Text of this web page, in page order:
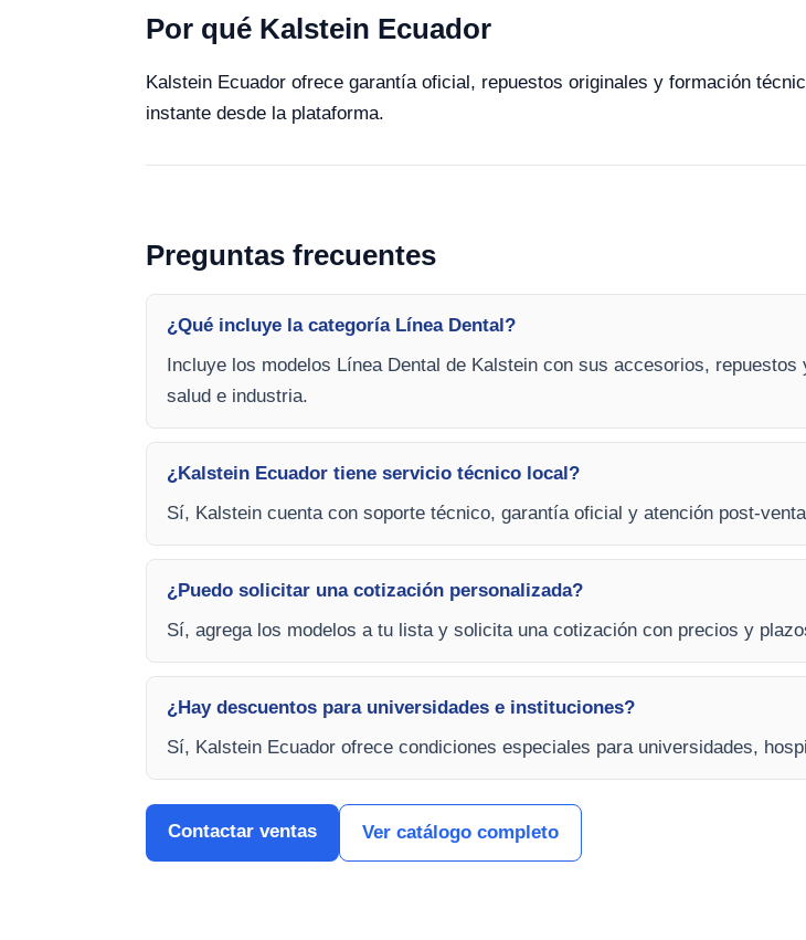
Por qué Kalstein Ecuador
Kalstein Ecuador ofrece garantía oficial, repuestos originales y formación
instante desde la plataforma.
Preguntas frecuentes
¿Qué incluye la categoría Línea Dental?
Incluye los modelos Línea Dental de Kalstein con sus accesorios,
salud e industria.
¿Kalstein Ecuador tiene servicio técnico local?
Sí, Kalstein cuenta con soporte técnico, garantía oficial y atención post-
¿Puedo solicitar una cotización personalizada?
Sí, agrega los modelos a tu lista y solicita una cotización con precios y
¿Hay descuentos para universidades e instituciones?
Sí, Kalstein Ecuador ofrece condiciones especiales para universidades,
Contactar ventas Ver catálogo completo